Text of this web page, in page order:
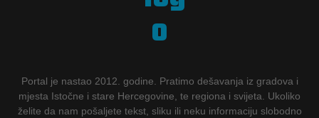
Portal je nastao 2012. godine. Pratimo dešavanja iz gradova i
mjesta Istočne i stare Hercegovine, te regiona i svijeta. Ukoliko
želite da nam pošaljete tekst, sliku ili neku informaciju slobodno